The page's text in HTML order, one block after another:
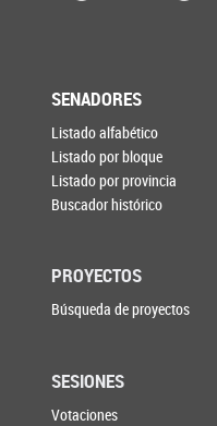
SENADORES
Listado alfabético
Listado por bloque
Listado por provincia
Buscador histórico
PROYECTOS
Búsqueda de proyectos
SESIONES
Votaciones